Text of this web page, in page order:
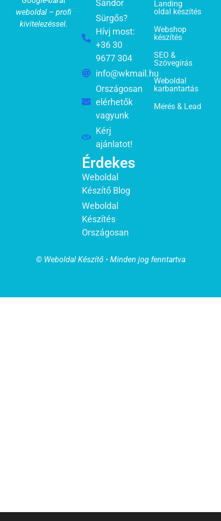
weboldal – profi
kivitelezéssel.
Sándor
Sürgős?
Hívj most:
+36 30
9677 304
info@wkmail.hu
Országosan
elérhetők
vagyunk
Kérj
ajánlatot!
Érdekes
Weboldal
Készítő Blog
Weboldal
Készítés
Országosan
Landing
oldal készítés
Webshop
készítés
SEO &
Szövegírás
Weboldal
karbantartás
Mérés & Lead
© Weboldal Készítő • Minden jog fenntartva